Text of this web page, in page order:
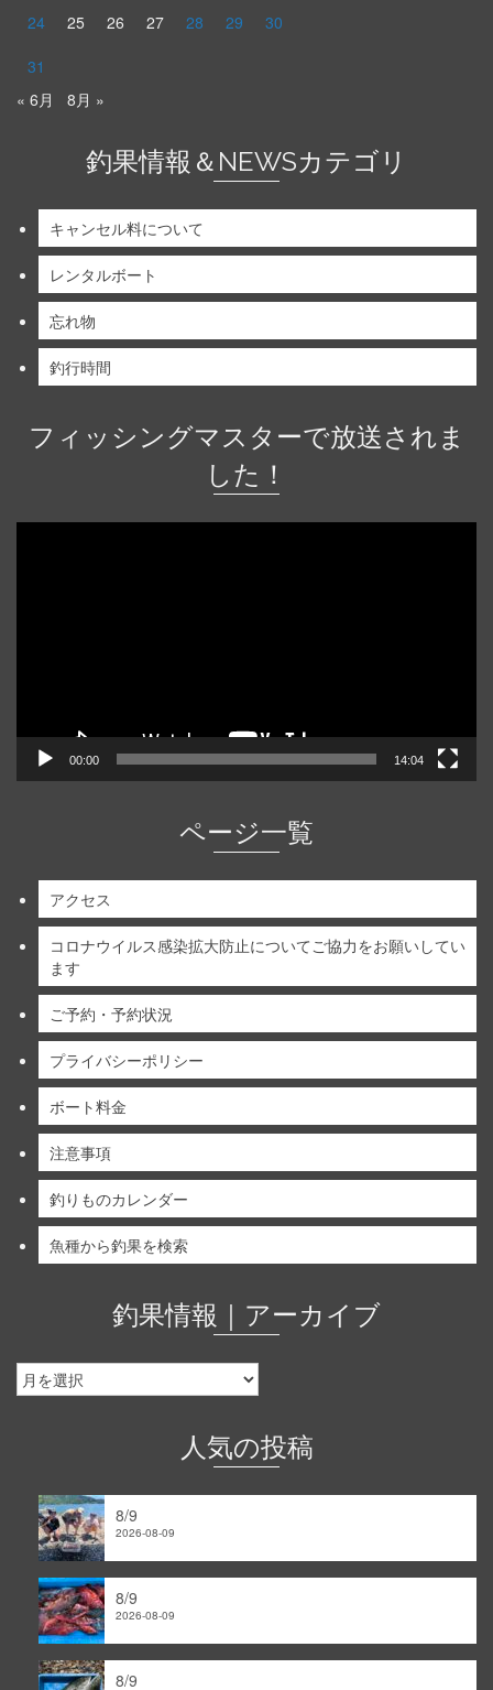
24
25 26 27 28 29
30
31
« 6月
8月 »
釣果情報＆NEWSカテゴリ
キャンセル料について
レンタルボート
忘れ物
釣行時間
フィッシングマスターで放送されま
した！
00:00 14:04
ページ一覧
アクセス
コロナウイルス感染拡大防止についてご協力をお願いしてい
ます
ご予約・予約状況
プライバシーポリシー
ボート料金
注意事項
釣りものカレンダー
魚種から釣果を検索
釣果情報｜アーカイブ
釣
果
人気の投稿
8/9
2026-08-09
8/9
2026-08-09
8/9